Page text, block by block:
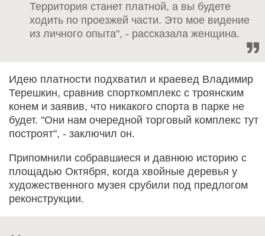
Территория станет платной, а вы будете
ходить по проезжей части. Это мое видение
из личного опыта", - рассказала женщина.
Идею платности подхватил и краевед Владимир
Терешкин, сравнив спорткомплекс с троянским
конем и заявив, что никакого спорта в парке не
будет. "Они нам очередной торговый комплекс тут
построят", - заключил он.
Припомнили собравшиеся и давнюю историю с
площадью Октября, когда хвойные деревья у
художественного музея срубили под предлогом
реконструкции.